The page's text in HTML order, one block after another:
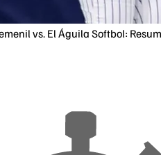
vs. El Águila Softbol: